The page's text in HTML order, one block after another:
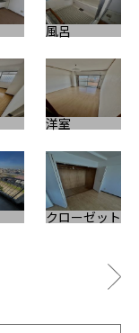
風呂
洋室
クローゼット